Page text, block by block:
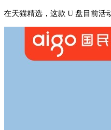
在天猫精选，这款 U 盘目前活